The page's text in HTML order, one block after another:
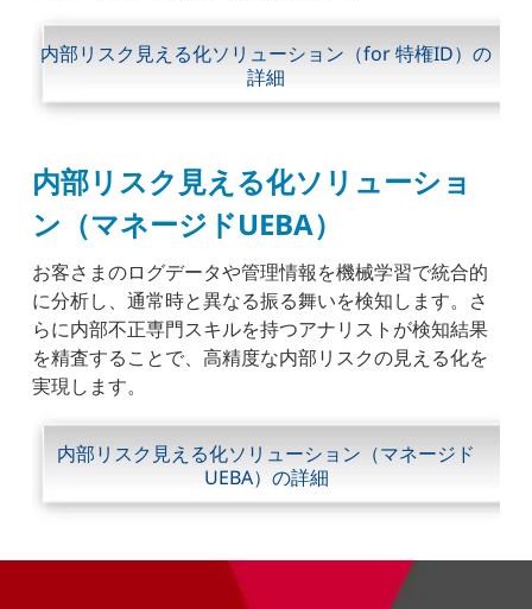
内部リスク見える化ソリューション（for 特権ID）の
詳細
内部リスク見える化ソリューショ
ン（マネージドUEBA）
お客さまのログデータや管理情報を機械学習で統合的
に分析し、通常時と異なる振る舞いを検知します。さ
らに内部不正専門スキルを持つアナリストが検知結果
を精査することで、高精度な内部リスクの見える化を
実現します。
内部リスク見える化ソリューション（マネージド
UEBA）の詳細